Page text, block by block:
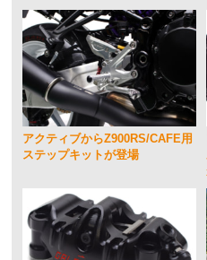
アクティブからZ900RS/CAFE用
ステップキットが登場